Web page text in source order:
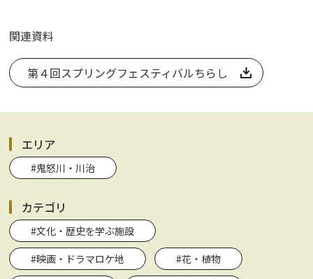
関連資料
第４回スプリングフェスティバルちらし
エリア
#鬼怒川・川治
カテゴリ
#文化・歴史を学ぶ施設
#映画・ドラマロケ地
#花・植物